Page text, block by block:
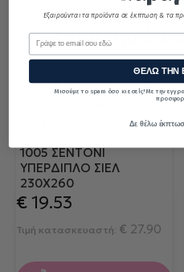
1005 ΣΕΝΤΟΝΙ
ΥΠΕΡΔΙΠΛΟ ΣΙΕΛ
230X260
€ 19.53
Τιμή κατασκευαστή: € 27.90
Εξαιρούνται τα προϊόντα σε έκπτωση & τα
Email
ΘΕΛΩ ΤΗΝ
Μισούμε το spam όσο κι εσείς! Με την
Δε θέλω